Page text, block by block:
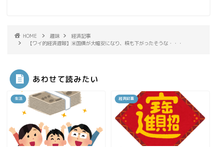
HOME 趣味
経済記事
【ワイ的経済遅報】米国債が大幅安になり、株も下がったそうな・・・
あわせて読みたい
生活 経済記事